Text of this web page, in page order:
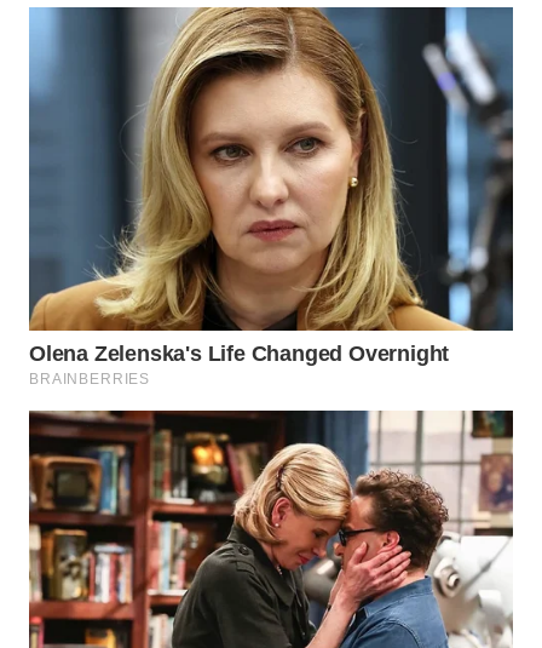
KEPULAUAN
SERIBU
WN
TANGERANG
WN
BINJAI
WN
CIREBON
WN
INDRAMAYU